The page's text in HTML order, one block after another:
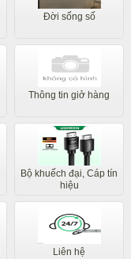
Đời sống số
Thông tin giở hàng
Bộ khuếch đại, Cáp tín
hiệu
Liên hệ